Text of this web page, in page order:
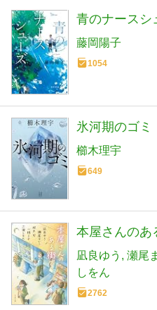
青のナースシ
藤岡陽子
1054
氷河期のゴミ
櫛木理宇
649
本屋さんのあ
凪良ゆう 瀬尾
しをん
2762